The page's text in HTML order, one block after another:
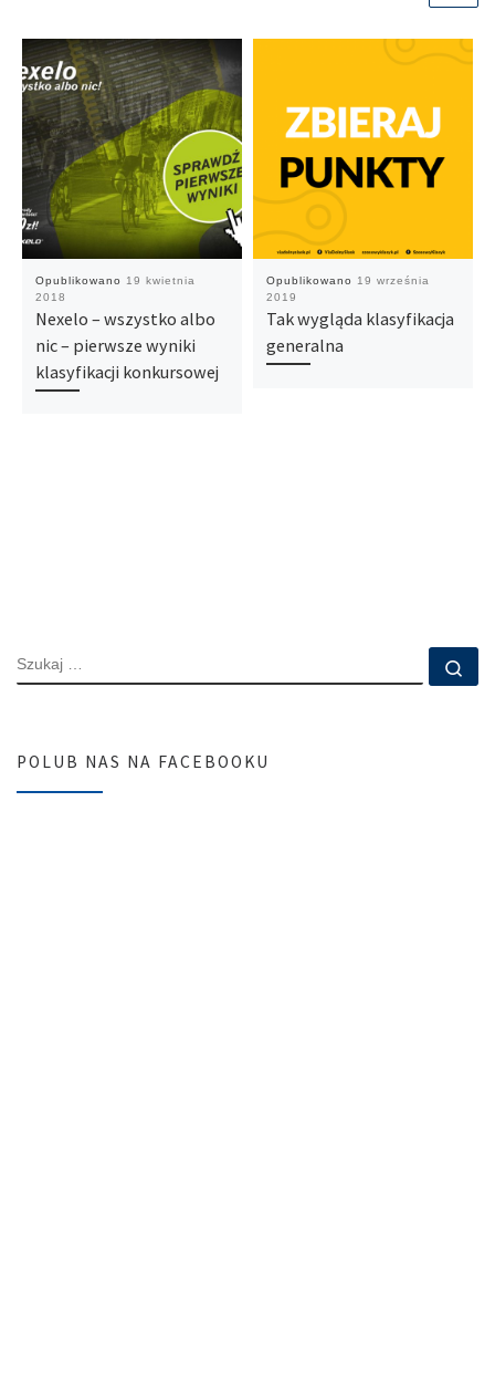
Opublikowano
19 kwietnia
2018
Nexelo – wszystko albo
nic – pierwsze wyniki
klasyfikacji konkursowej
Opublikowano
19 września
2019
Tak wygląda klasyfikacja
generalna
SZUKAJ
POLUB NAS NA FACEBOOKU